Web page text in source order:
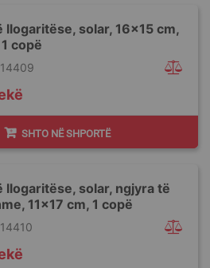
llogaritëse, solar, 16x15 cm,
copë
SHTO NË SHPORTË
llogaritëse, solar, ngjyra të
11x17 cm, 1 copë